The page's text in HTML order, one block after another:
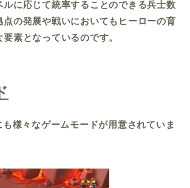
ルに応じて統率することのできる兵士数
点の発展や戦いにおいてもヒーローの育
素となっているのです。
様々なゲームモードが用意されていま